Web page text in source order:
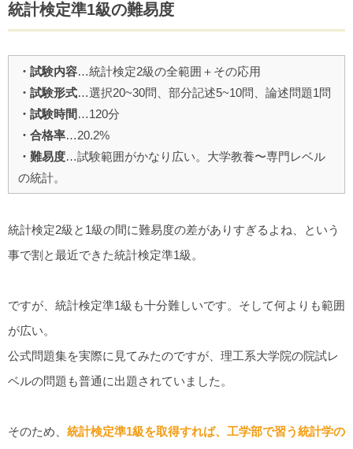
統計検定準1級の難易度
・試験内容…統計検定2級の全範囲＋その応用
・試験形式…選択20~30問、部分記述5~10問、論述問題1問
・試験時間 …120分
・合格率…20.2%
・難易度…試験範囲がかなり広い。大学教養〜専門レベル
の統計。
統計検定2級と1級の間に難易度の差がありすぎるよね、という
事で割と最近できた統計検定準1級。
ですが、統計検定準1級も十分難しいです。そして何よりも範囲
が広い。
公式問題集を実際に見てみたのですが、理工系大学院の院試レ
ベルの問題も普通に出題されていました。
そのため、 統計検定準1級を取得すれば、工学部で習う統計学の